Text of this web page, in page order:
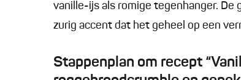
vanille-ijs als romige tegenhanger.
zurig accent dat het geheel op een
Stappenplan om recept